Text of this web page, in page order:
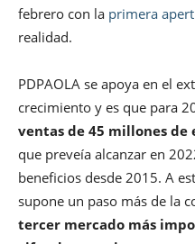
febrero con la primera
realidad.
PDPAOLA se apoya en el
crecimiento y es que para
ventas de 45 millones de
que preveía alcanzar en
beneficios desde 2015. A
supone un paso más de la
tercer mercado más